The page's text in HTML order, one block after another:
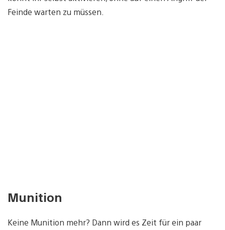
Feinde warten zu müssen.
Munition
Keine Munition mehr? Dann wird es Zeit für ein paar